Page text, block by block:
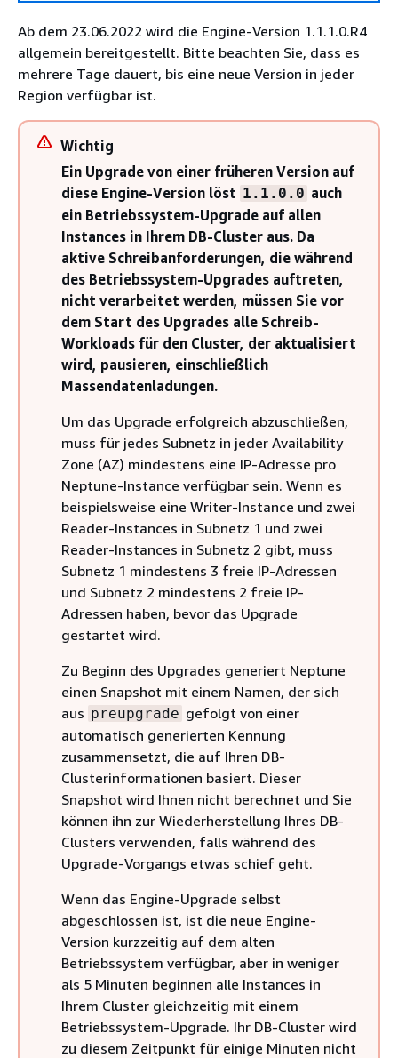
Ab dem 23.06.2022 wird die Engine-Version 1.1.1.0.R4
allgemein bereitgestellt. Bitte beachten Sie, dass es
mehrere Tage dauert, bis eine neue Version in jeder
Region verfügbar ist.
Wichtig
Ein Upgrade von einer früheren Version auf
diese Engine-Version löst 1.1.0.0 auch
ein Betriebssystem-Upgrade auf allen
Instances in Ihrem DB-Cluster aus. Da
aktive Schreibanforderungen, die während
des Betriebssystem-Upgrades auftreten,
nicht verarbeitet werden, müssen Sie vor
dem Start des Upgrades alle Schreib-
Workloads für den Cluster, der aktualisiert
wird, pausieren, einschließlich
Massendatenladungen.
Um das Upgrade erfolgreich abzuschließen,
muss für jedes Subnetz in jeder Availability
Zone (AZ) mindestens eine IP-Adresse pro
Neptune-Instance verfügbar sein. Wenn es
beispielsweise eine Writer-Instance und zwei
Reader-Instances in Subnetz 1 und zwei
Reader-Instances in Subnetz 2 gibt, muss
Subnetz 1 mindestens 3 freie IP-Adressen
und Subnetz 2 mindestens 2 freie IP-
Adressen haben, bevor das Upgrade
gestartet wird.
Zu Beginn des Upgrades generiert Neptune
einen Snapshot mit einem Namen, der sich
aus preupgrade gefolgt von einer
automatisch generierten Kennung
zusammensetzt, die auf Ihren DB-
Clusterinformationen basiert. Dieser
Snapshot wird Ihnen nicht berechnet und Sie
können ihn zur Wiederherstellung Ihres DB-
Clusters verwenden, falls während des
Upgrade-Vorgangs etwas schief geht.
Wenn das Engine-Upgrade selbst
abgeschlossen ist, ist die neue Engine-
Version kurzzeitig auf dem alten
Betriebssystem verfügbar, aber in weniger
als 5 Minuten beginnen alle Instances in
Ihrem Cluster gleichzeitig mit einem
Betriebssystem-Upgrade. Ihr DB-Cluster wird
zu diesem Zeitpunkt für einige Minuten nicht